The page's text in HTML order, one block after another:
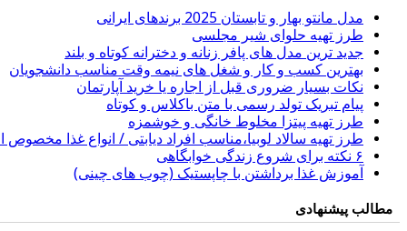
مدل مانتو بهار و تابستان 2025 برندهای ایرانی
طرز تهیه حلوای شیر مجلسی
جدید ترین مدل های پافر زنانه و دخترانه کوتاه و بلند
بهترین کسب و کار و شغل های نیمه وقت مناسب دانشجویان
نکات بسیار ضروری قبل از اجاره یا خرید آپارتمان
پیام تبریک تولد رسمی با متن باکلاس و کوتاه
طرز تهیه پیتزا مخلوط خانگی و خوشمزه
طرز تهیه سالاد لوبیا،مناسب افراد دیابتی / انواع غذا مخصوص
۶ نکته برای شروع زندگی خوابگاهی
آموزش غذا برداشتن با چاپستیک (چوب های چینی)
مطالب پیشنهادی